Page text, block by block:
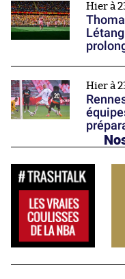
Hier à
Hier à